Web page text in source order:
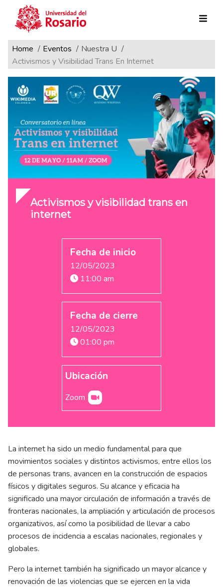
Pasar al contenido principal
Ruta de navegación
Home Eventos
Nuestra U
Activismos y Visibilidad Trans En Internet
Activismos y visibilidad trans en
internet
Fecha de inicio
12/05/2023
11:00 am
Fecha de cierre
12/05/2023
01:00 pm
Ubicación
Zoom
La internet ha sido un medio fundamental para que
movimientos sociales y distintos activismos, entre ellos los
de personas trans, avancen en la construcción de espacios
físicos y digitales seguros. Su alcance y eficacia ha
significado una mayor circulación de información a través de
fronteras nacionales, la ampliación y articulación de procesos
organizativos, así como la posibilidad de llevar a cabo
procesos de incidencia a escalas nacionales, regionales y
globales.
Pero la internet también ha significado un mayor alcance y
renovación de las violencias que se ejercen en la vida